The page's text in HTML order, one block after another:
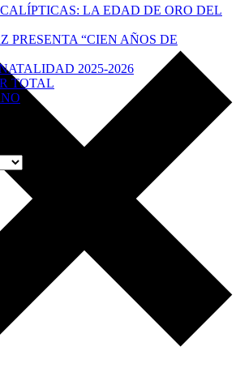
LA EDAD DE ORO DEL
PRESENTA “CIEN AÑOS DE
2025-2026
TOTAL